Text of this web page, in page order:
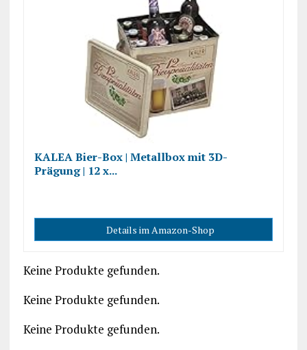
KALEA Bier-Box | Metallbox mit 3D-
Prägung | 12 x...
Details im Amazon-Shop
Keine Produkte gefunden.
Keine Produkte gefunden.
Keine Produkte gefunden.